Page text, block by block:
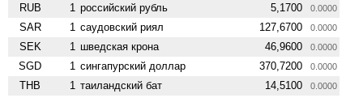
RUB 1 российский рубль 5,1700 0.0000
SAR 1 саудовский риял 127,6700 0.0000
SEK 1 шведская крона 46,9600 0.0000
SGD 1 сингапурский доллар 370,7200 0.0000
THB 1 таиландский бат 14,5100 0.0000